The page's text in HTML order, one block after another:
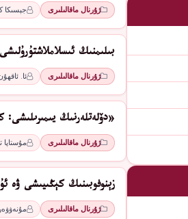
ژۇرنال ماقالىلىرى ﺟﯧﺴﯩﻜﺎ
بىلىمنىڭ
ژۇرنال ماقالىلىرى ئا.
«دۆلەتلەرنىڭ
ژۇرنال ماقالىلىرى مۇستاپا
زېنوفوبىنىڭ كېڭىيىشى ۋە
ژۇرنال ماقالىلىرى